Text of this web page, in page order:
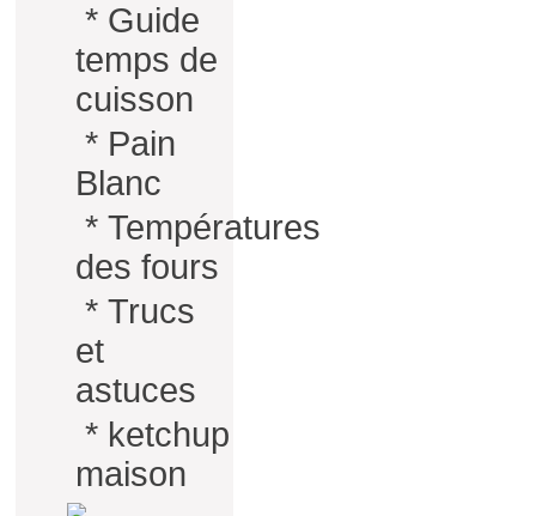
* Guide
temps de
cuisson
* Pain
Blanc
* Températures
des fours
* Trucs
et
astuces
* ketchup
maison